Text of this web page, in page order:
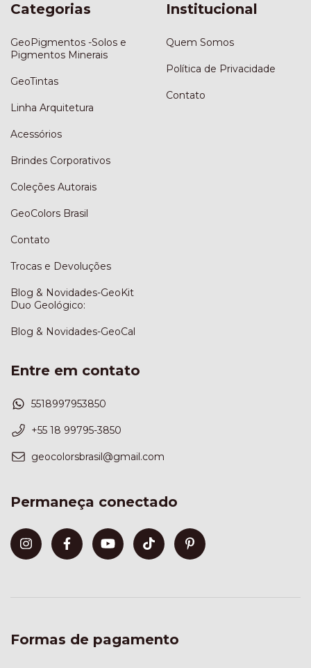
Categorias
GeoPigmentos -Solos e
Pigmentos Minerais
GeoTintas
Linha Arquitetura
Acessórios
Brindes Corporativos
Coleções Autorais
GeoColors Brasil
Contato
Trocas e Devoluções
Blog & Novidades-GeoKit
Duo Geológico:
Blog & Novidades-GeoCal
Institucional
Quem Somos
Política de Privacidade
Contato
Entre em contato
5518997953850
+55 18 99795-3850
geocolorsbrasil@gmail.com
Permaneça conectado
Formas de pagamento